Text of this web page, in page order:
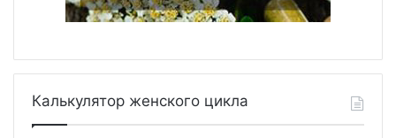
Калькулятор женского цикла